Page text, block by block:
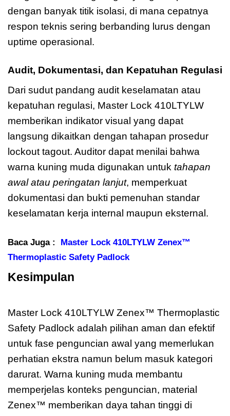
dengan banyak titik isolasi, di mana cepatnya
respon teknis sering berbanding lurus dengan
uptime operasional.
Audit, Dokumentasi, dan Kepatuhan Regulasi
Dari sudut pandang audit keselamatan atau
kepatuhan regulasi, Master Lock 410LTYLW
memberikan indikator visual yang dapat
langsung dikaitkan dengan tahapan prosedur
lockout tagout. Auditor dapat menilai bahwa
warna kuning muda digunakan untuk tahapan
awal atau peringatan lanjut, memperkuat
dokumentasi dan bukti pemenuhan standar
keselamatan kerja internal maupun eksternal.
Baca Juga : Master Lock 410LTYLW Zenex™
Thermoplastic Safety Padlock
Kesimpulan
Master Lock 410LTYLW Zenex™ Thermoplastic
Safety Padlock adalah pilihan aman dan efektif
untuk fase penguncian awal yang memerlukan
perhatian ekstra namun belum masuk kategori
darurat. Warna kuning muda membantu
memperjelas konteks penguncian, material
Zenex™ memberikan daya tahan tinggi di